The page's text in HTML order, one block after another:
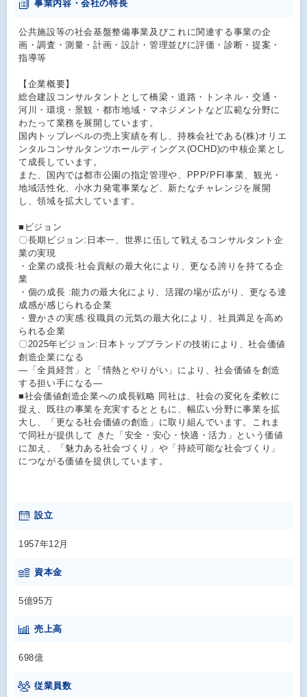
事業内容・会社の特長
公共施設等の社会基盤整備事業及びこれに関連する事業の企
画・調査・測量・計画・設計・管理並びに評価・診断・提案・
指導等
【企業概要】
総合建設コンサルタントとして橋梁・道路・トンネル・交通・
河川・環境・景観・都市地域・マネジメントなど広範な分野に
わたって業務を展開しています。
国内トップレベルの売上実績を有し、持株会社である(株)オリエ
ンタルコンサルタンツホールディングス(OCHD)の中核企業とし
て成長しています。
また、国内では都市公園の指定管理や、PPP/PFI事業、観光・
地域活性化、小水力発電事業など、新たなチャレンジを展開
し、領域を拡大しています。
■ビジョン
〇長期ビジョン:日本一、世界に伍して戦えるコンサルタント企
業の実現
・企業の成長:社会貢献の最大化により、更なる誇りを持てる企
業
・個の成長 :能力の最大化により、活躍の場が広がり、更なる達
成感が感じられる企業
・豊かさの実感:役職員の元気の最大化により、社員満足を高め
られる企業
〇2025年ビジョン:日本トップブランドの技術により、社会価値
創造企業になる
―「全員経営」と「情熱とやりがい」により、社会価値を創造
する担い手になる―
■社会価値創造企業への成長戦略 同社は、社会の変化を柔軟に
捉え、既往の事業を充実するとともに、幅広い分野に事業を拡
大し、「更なる社会価値の創造」に取り組んでいます。これま
で同社が提供して きた「安全・安心・快適・活力」という価値
に加え、「魅力ある社会づくり」や「持続可能な社会づくり」
につながる価値を提供しています。
設立
1957年12月
資本金
5億95万
売上高
698億
従業員数